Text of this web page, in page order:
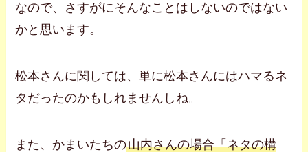
なので、さすがにそんなことはしないのではない
かと思います。
松本さんに関しては、単に松本さんにはハマるネ
タだったのかもしれませんしね。
また、かまいたちの山内さんの場合「ネタの構